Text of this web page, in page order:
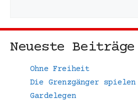
Neueste Beiträge
Ohne Freiheit
Die Grenzgänger
Gardelegen